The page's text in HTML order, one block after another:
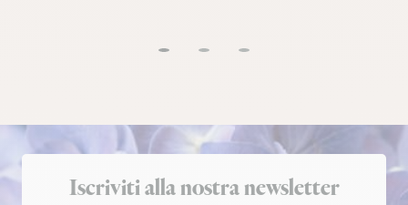
Iscrizione alla newsletter
Iscriviti alla nostra newsletter